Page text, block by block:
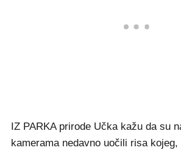
IZ PARKA prirode Učka kažu da su
kamerama nedavno uočili risa